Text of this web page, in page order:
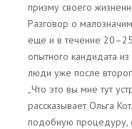
призму своего
Разговор о
еще и в течение
опытного кандидата
люди уже после
„Что это вы мне тут
рассказывает Ольга
подобную процедуру,